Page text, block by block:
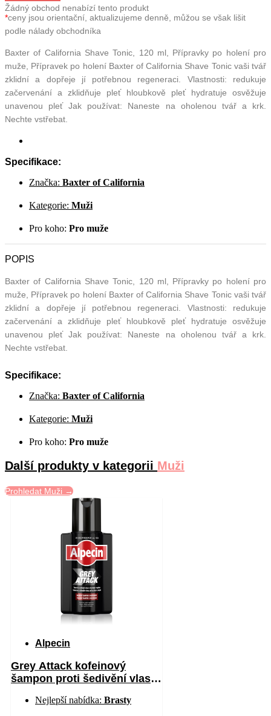
Žádný obchod nenabízí tento produkt
*ceny jsou orientační, aktualizujeme denně, můžou se však lišit
podle nálady obchodníka
Baxter of California Shave Tonic, 120 ml, Přípravky po holení pro
muže, Přípravek po holení Baxter of California Shave Tonic vaši tvář
zklidní a dopřeje jí potřebnou regeneraci. Vlastnosti: redukuje
začervenání a zklidňuje pleť hloubkově pleť hydratuje osvěžuje
unavenou pleť Jak používat: Naneste na oholenou tvář a krk.
Nechte vstřebat.
Specifikace:
Značka: Baxter of California
Kategorie: Muži
Pro koho: Pro muže
POPIS
Baxter of California Shave Tonic, 120 ml, Přípravky po holení pro
muže, Přípravek po holení Baxter of California Shave Tonic vaši tvář
zklidní a dopřeje jí potřebnou regeneraci. Vlastnosti: redukuje
začervenání a zklidňuje pleť hloubkově pleť hydratuje osvěžuje
unavenou pleť Jak používat: Naneste na oholenou tvář a krk.
Nechte vstřebat.
Specifikace:
Značka: Baxter of California
Kategorie: Muži
Pro koho: Pro muže
Další produkty v kategorii Muži
Prohledat Muži →
Alpecin
Grey Attack kofeinový
šampon proti šedivění vlasů
Nejlepší nabídka: Brasty